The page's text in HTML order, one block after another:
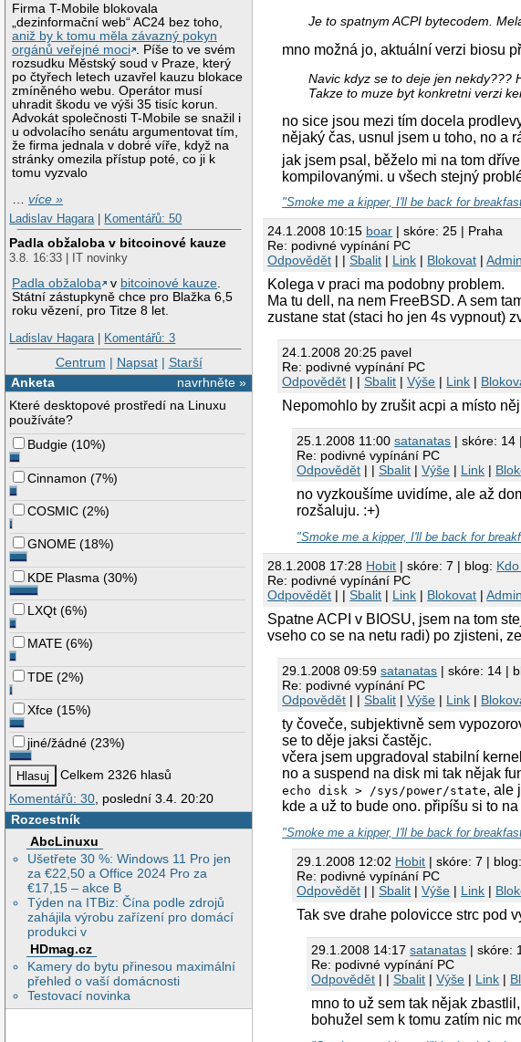
Firma T-Mobile blokovala
„dezinformační web“ AC24 bez toho,
aniž by k tomu měla závazný pokyn
orgánů veřejné moci
. Píše to ve svém
rozsudku Městský soud v Praze, který
po čtyřech letech uzavřel kauzu blokace
zmíněného webu. Operátor musí
uhradit škodu ve výši 35 tisíc korun.
Advokát společnosti T-Mobile se snažil i
u odvolacího senátu argumentovat tím,
že firma jednala v dobré víře, když na
stránky omezila přístup poté, co ji k
tomu vyzvalo
…více »
Ladislav Hagara| Komentářů: 50
Padla obžaloba v bitcoinové kauze
3.8. 16:33 | IT novinky
Padla obžaloba
v bitcoinové kauze.
Státní zástupkyně chce pro Blažka 6,5
roku vězení, pro Titze 8 let.
Ladislav Hagara| Komentářů: 3
Centrum | Napsat| Starší
navrhněte »
Anketa
Které desktopové prostředí na Linuxu
používáte?
Budgie (10%)
Cinnamon (7%)
COSMIC (2%)
GNOME (18%)
KDE Plasma (30%)
LXQt (6%)
MATE (6%)
TDE (2%)
Xfce (15%)
jiné/žádné (23%)
Celkem 2326 hlasů
Komentářů: 30 , poslední 3.4. 20:20
Rozcestník
AbcLinuxu
Ušetřete 30 %: Windows 11 Pro jen
za €22,50 a Office 2024 Pro za
€17,15 – akce B
Týden na ITBiz: Čína podle zdrojů
zahájila výrobu zařízení pro domácí
produkci v
HDmag.cz
Kamery do bytu přinesou maximální
přehled o vaší domácnosti
Testovací novinka
Je to spatnym ACPI bytecodem.
mno možná jo, aktuální verzi biosu
Navic kdyz se to deje jen nekdy???
Takze to muze byt konkretni verzi
no sice jsou mezi tím docela
nějaký čas, usnul jsem u toho, no a
jak jsem psal, běželo mi na tom
kompilovanými. u všech stejný
"Smoke me a kipper, I'll be back for
24.1.2008 10:15 boar | skóre: 25 | Praha
Re: podivné vypínání PC
Odpovědět | |Sbalit | Link | Blokovat |Admin
Kolega v praci ma podobny problem.
Ma tu dell, na nem FreeBSD. A sem
zustane stat (staci ho jen 4s vypnout)
24.1.2008 20:25 pavel
Re: podivné vypínání PC
Odpovědět | |Sbalit |Výše | Link |
Nepomohlo by zrušit acpi a místo
25.1.2008 11:00satanatas | skóre:
Re: podivné vypínání PC
Odpovědět | |Sbalit |Výše | Link |
no vyzkoušíme uvidíme, ale až
rozšaluju. :+)
"Smoke me a kipper, I'll be back for
28.1.2008 17:28 Hobit | skóre: 7 | blog:
Re: podivné vypínání PC
Odpovědět | |Sbalit | Link | Blokovat |Admin
Spatne ACPI v BIOSU, jsem na tom
vseho co se na netu radi) po zjisteni,
29.1.2008 09:59satanatas | skóre: 14 |
Re: podivné vypínání PC
Odpovědět | |Sbalit |Výše | Link |
ty čoveče, subjektivně sem
se to děje jaksi častějc.
včera jsem upgradoval stabilní
no a suspend na disk mi tak nějak
echo disk > /sys/power/state, ale
kde a už to bude ono. připíšu si to
"Smoke me a kipper, I'll be back for
29.1.2008 12:02 Hobit | skóre: 7 | blog:
Re: podivné vypínání PC
Odpovědět | |Sbalit |Výše | Link |
Tak sve drahe polovicce strc pod
29.1.2008 14:17satanatas | skóre:
Re: podivné vypínání PC
Odpovědět | |Sbalit |Výše | Link |
mno to už sem tak nějak
bohužel sem k tomu zatím nic